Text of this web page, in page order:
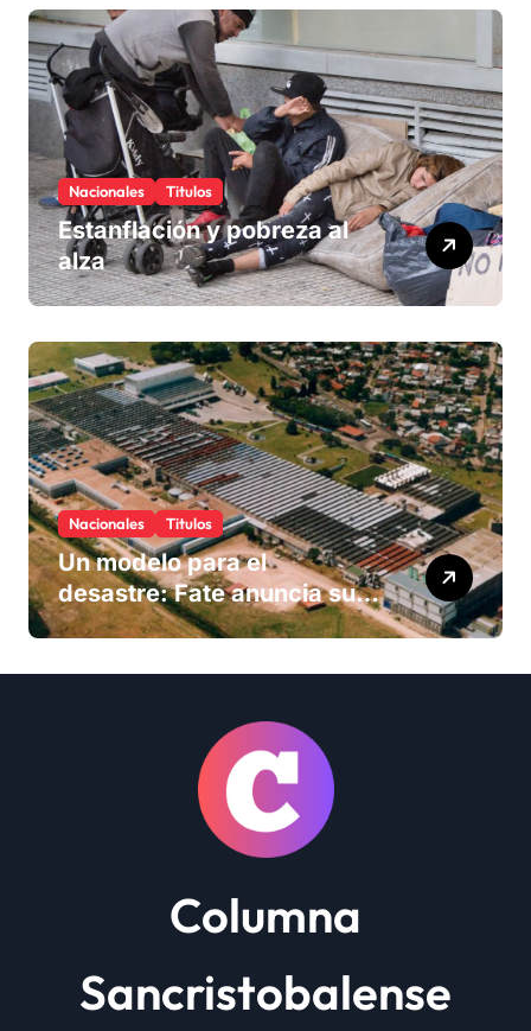
Nacionales Titulos
Estanflación y pobreza al
alza
Nacionales Titulos
Un modelo para el
desastre: Fate anuncia su
cierre definitivo y despide a
Columna
Sancristobalense